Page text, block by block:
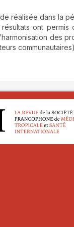
réalisée dans la
résultats ont
des